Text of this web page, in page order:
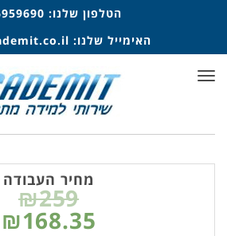
הטלפון שלנו:
האימייל שלנו:
תפריט
מחיר העבודה
₪259
₪168.35